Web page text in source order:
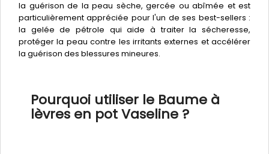
la guérison de la peau sèche, gercée ou abîmée et est
particulièrement appréciée pour l'un de ses best-sellers :
la gelée de pétrole qui aide à traiter la sécheresse,
protéger la peau contre les irritants externes et accélérer
la guérison des blessures mineures.
Pourquoi utiliser le Baume à
lèvres en pot Vaseline ?